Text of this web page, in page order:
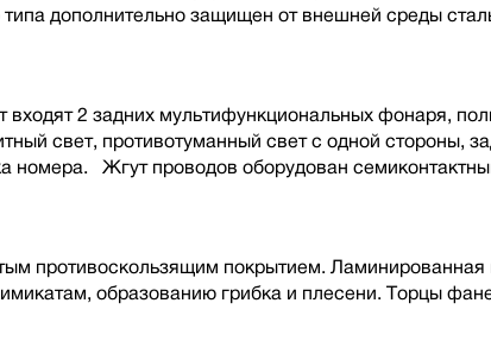
дополнительно защищен от внешней среды
2 задних мультифункциональных фонаря,
свет, противотуманный свет с одной стороны,
номера. Жгут проводов оборудован
противоскользящим покрытием. Ламинированная
образованию грибка и плесени. Торцы